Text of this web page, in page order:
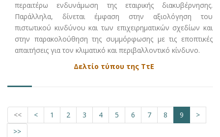
περαιτέρω ενδυνάμωση της εταιρικής διακυβέρνησης.
Παράλληλα, δίνεται έμφαση στην αξιολόγηση του
πιστωτικού κινδύνου και των επιχειρηματικών σχεδίων και
στην παρακολούθηση της συμμόρφωσης με τις εποπτικές
απαιτήσεις για τον κλιματικό και περιβαλλοντικό κίνδυνο.
Δελτίο τύπου της ΤτΕ
<< < 1 2 3 4 5 6 7 8 9
>
>>